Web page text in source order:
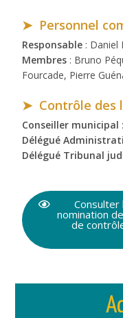
➤ Personnel
Responsable : Daniel
Membres : Bruno
Fourcade, Pierre
➤ Contrôle des
Conseiller municipal
Délégué
Délégué Tribunal
nomination
de